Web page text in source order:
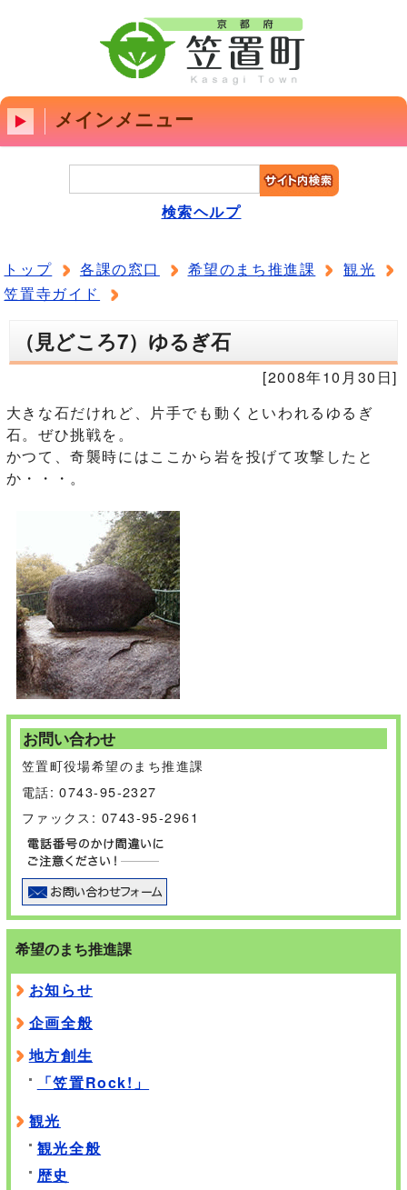
メインメニュー
検索ヘルプ
トップ 各課の窓口 希望のまち推進課
観光
笠置寺ガイド
（見どころ7）ゆるぎ石
[2008年10月30日]
大きな石だけれど、片手でも動くといわれるゆるぎ
石。ぜひ挑戦を。
かつて、奇襲時にはここから岩を投げて攻撃したと
か・・・。
お問い合わせ
笠置町役場希望のまち推進課
電話: 0743-95-2327
ファックス: 0743-95-2961
希望のまち推進課
お知らせ
企画全般
地方創生
「笠置Rock!」
観光
観光全般
歴史